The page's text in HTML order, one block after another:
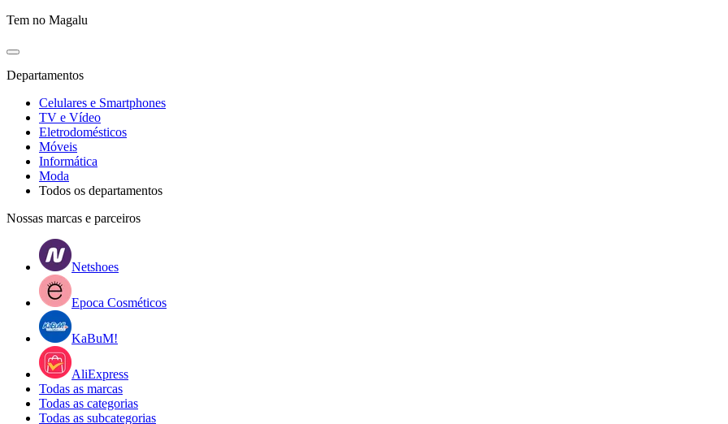
Tem no Magalu
Departamentos
Celulares e Smartphones
TV e Vídeo
Eletrodomésticos
Móveis
Informática
Moda
Todos os departamentos
Nossas marcas e parceiros
Netshoes
Epoca Cosméticos
KaBuM!
AliExpress
Todas as marcas
Todas as categorias
Todas as subcategorias